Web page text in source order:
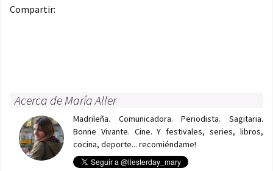
Compartir:
Acerca de María Aller
Madrileña. Comunicadora. Periodista. Sagitaria.
Bonne Vivante. Cine. Y festivales, series, libros,
cocina, deporte... recomiéndame!